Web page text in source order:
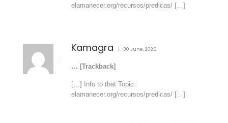
elamanecer.org/recursos/predicas/ […]
Kamagra 30 June, 2026
… [Trackback]
[…] Info to that Topic:
elamanecer.org/recursos/predicas/ […]